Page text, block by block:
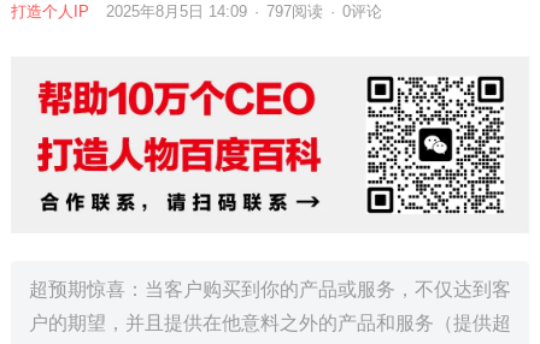
打造个人IP 2025年8月5日 14:09 · 797阅读 · 0评论
超预期惊喜：当客户购买到你的产品或服务，不仅达到客
户的期望，并且提供在他意料之外的产品和服务（提供超